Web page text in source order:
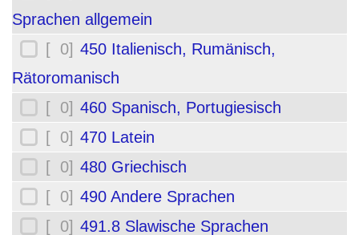
Sprachen allgemein
[ 0] 450 Italienisch, Rumänisch,
Rätoromanisch
[ 0] 460 Spanisch, Portugiesisch
[ 0] 470 Latein
[ 0] 480 Griechisch
[ 0] 490 Andere Sprachen
[ 0] 491.8 Slawische Sprachen